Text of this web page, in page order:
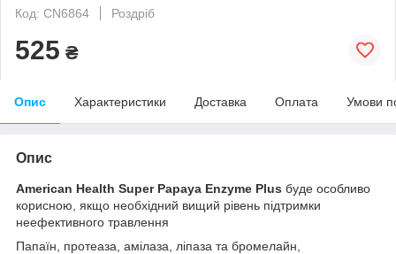
Код: CN6864
Роздріб
525 ₴
Опис Характеристики Доставка Оплата Умови
Опис
American Health Super Papaya Enzyme Plus буде особливо
корисною, якщо необхідний вищий рівень підтримки
неефективного травлення
Папаїн, протеаза, амілаза, ліпаза та бромелайн,